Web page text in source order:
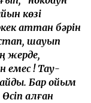
көзі
аттан бәрін
шауып
жерде,
емес ! Тау-
Бар ойым
қалған